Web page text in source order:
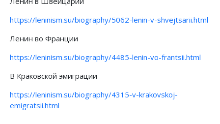
https://leninism.su/biography/5062-lenin-v-shvejtsarii.html
Ленин во Франции
https://leninism.su/biography/4485-lenin-vo-frantsii.html
В Краковской эмиграции
https://leninism.su/biography/4315-v-krakovskoj-
emigratsii.html